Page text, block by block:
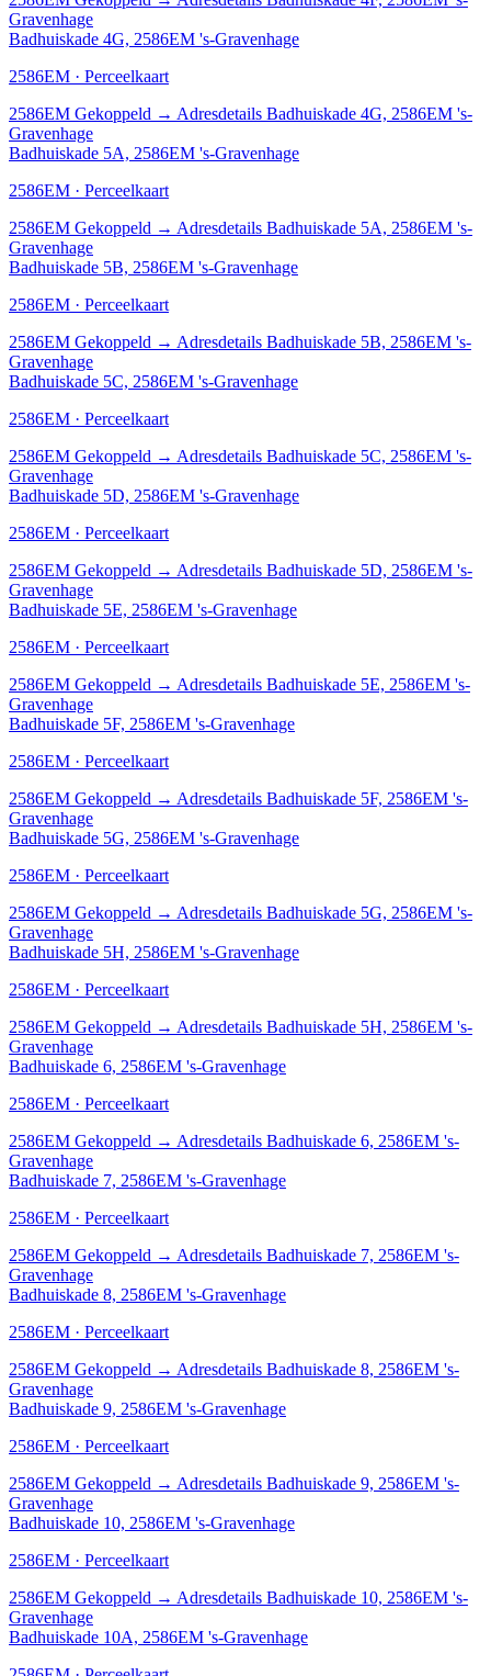
Gravenhage
Badhuiskade 4G, 2586EM 's-Gravenhage
2586EM · Perceelkaart
2586EM Gekoppeld → Adresdetails Badhuiskade 4G, 2586EM 's-
Gravenhage
Badhuiskade 5A, 2586EM 's-Gravenhage
2586EM · Perceelkaart
2586EM Gekoppeld → Adresdetails Badhuiskade 5A, 2586EM 's-
Gravenhage
Badhuiskade 5B, 2586EM 's-Gravenhage
2586EM · Perceelkaart
2586EM Gekoppeld → Adresdetails Badhuiskade 5B, 2586EM 's-
Gravenhage
Badhuiskade 5C, 2586EM 's-Gravenhage
2586EM · Perceelkaart
2586EM Gekoppeld → Adresdetails Badhuiskade 5C, 2586EM 's-
Gravenhage
Badhuiskade 5D, 2586EM 's-Gravenhage
2586EM · Perceelkaart
2586EM Gekoppeld → Adresdetails Badhuiskade 5D, 2586EM 's-
Gravenhage
Badhuiskade 5E, 2586EM 's-Gravenhage
2586EM · Perceelkaart
2586EM Gekoppeld → Adresdetails Badhuiskade 5E, 2586EM 's-
Gravenhage
Badhuiskade 5F, 2586EM 's-Gravenhage
2586EM · Perceelkaart
2586EM Gekoppeld → Adresdetails Badhuiskade 5F, 2586EM 's-
Gravenhage
Badhuiskade 5G, 2586EM 's-Gravenhage
2586EM · Perceelkaart
2586EM Gekoppeld → Adresdetails Badhuiskade 5G, 2586EM 's-
Gravenhage
Badhuiskade 5H, 2586EM 's-Gravenhage
2586EM · Perceelkaart
2586EM Gekoppeld → Adresdetails Badhuiskade 5H, 2586EM 's-
Gravenhage
Badhuiskade 6, 2586EM 's-Gravenhage
2586EM · Perceelkaart
2586EM Gekoppeld → Adresdetails Badhuiskade 6, 2586EM 's-
Gravenhage
Badhuiskade 7, 2586EM 's-Gravenhage
2586EM · Perceelkaart
2586EM Gekoppeld → Adresdetails Badhuiskade 7, 2586EM 's-
Gravenhage
Badhuiskade 8, 2586EM 's-Gravenhage
2586EM · Perceelkaart
2586EM Gekoppeld → Adresdetails Badhuiskade 8, 2586EM 's-
Gravenhage
Badhuiskade 9, 2586EM 's-Gravenhage
2586EM · Perceelkaart
2586EM Gekoppeld → Adresdetails Badhuiskade 9, 2586EM 's-
Gravenhage
Badhuiskade 10, 2586EM 's-Gravenhage
2586EM · Perceelkaart
2586EM Gekoppeld → Adresdetails Badhuiskade 10, 2586EM 's-
Gravenhage
Badhuiskade 10A, 2586EM 's-Gravenhage